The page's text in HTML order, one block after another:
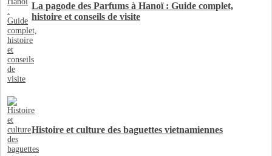
La pagode des Parfums à Hanoï : Guide complet,
histoire et conseils de visite
Histoire et culture des baguettes vietnamiennes